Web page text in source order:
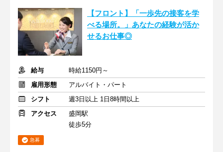
【フロント】「一歩先の接客を学
べる場所。」あなたの経験が活か
せるお仕事◎
給与
時給1150円～
雇用形態
アルバイト・パート
シフト
週3日以上 1日8時間以上
アクセス
盛岡駅
徒歩5分
急募